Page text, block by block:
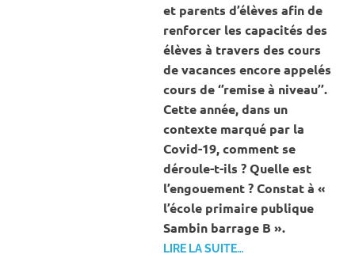
et parents d’élèves afin de
renforcer les capacités des
élèves à travers des cours
de vacances encore appelés
cours de ‘’remise à niveau’’.
Cette année, dans un
contexte marqué par la
Covid-19, comment se
déroule-t-ils ? Quelle est
l’engouement ? Constat à «
l’école primaire publique
Sambin barrage B ».
LIRE LA SUITE…